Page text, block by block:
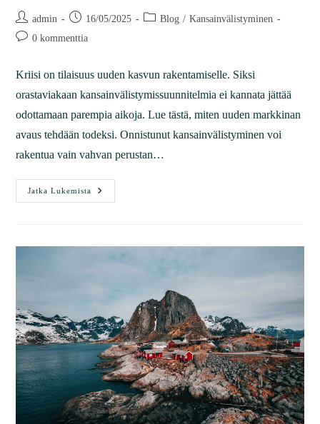
admin 16/05/2025 Blog / Kansainvälistyminen
0 kommenttia
Kriisi on tilaisuus uuden kasvun rakentamiselle. Siksi
orastaviakaan kansainvälistymissuunnitelmia ei kannata jättää
odottamaan parempia aikoja. Lue tästä, miten uuden markkinan
avaus tehdään todeksi. Onnistunut kansainvälistyminen voi
rakentua vain vahvan perustan…
Jatka Lukemista